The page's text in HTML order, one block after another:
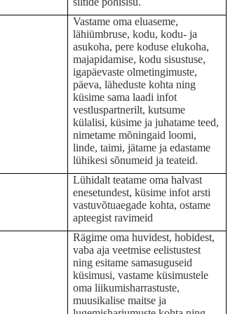
Vastame oma eluaseme,
lähiümbruse, kodu, kodu- ja
asukoha, pere koduse elukoha,
majapidamise, kodu sisustuse,
igapäevaste olmetingimuste,
päeva, läheduste kohta ning
küsime sama laadi infot
vestluspartnerilt, kutsume
külalisi, küsime ja juhatame teed,
nimetame mõningaid loomi,
linde, taimi, jätame ja edastame
lühikesi sõnumeid ja teateid.
Lühidalt teatame oma halvast
enesetundest, küsime infot arsti
vastuvõtuaegade kohta, ostame
apteegist ravimeid
Rägime oma huvidest, hobidest,
vaba aja veetmise eelistustest
ning esitame samasuguseid
küsimusi, vastame küsimustele
oma liikumisharrastuste,
muusikalise maitse ja